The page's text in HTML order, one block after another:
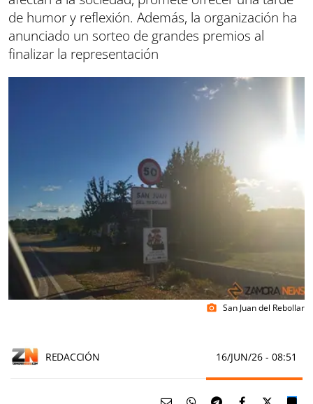
de humor y reflexión. Además, la organización ha
anunciado un sorteo de grandes premios al
finalizar la representación
photo_camera San Juan del Rebollar
REDACCIÓN 16/JUN/26 - 08:51